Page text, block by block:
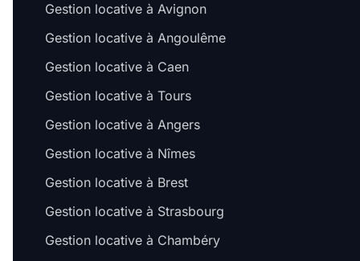
Gestion locative à Avignon
Gestion locative à Angoulême
Gestion locative à Caen
Gestion locative à Tours
Gestion locative à Angers
Gestion locative à Nîmes
Gestion locative à Brest
Gestion locative à Strasbourg
Gestion locative à Chambéry